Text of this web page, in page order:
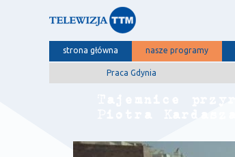
strona główna nasze programy
Praca Gdynia